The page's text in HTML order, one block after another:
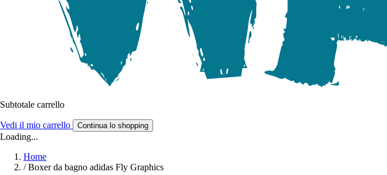
Subtotale carrello
Vedi il mio carrello Continua lo shopping
Loading...
Home
/ Boxer da bagno adidas Fly Graphics